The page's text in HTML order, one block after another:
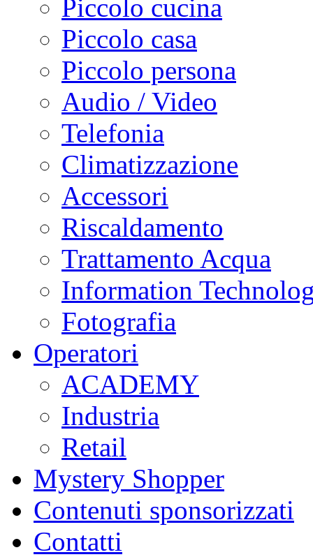
Piccolo cucina
Piccolo casa
Piccolo persona
Audio / Video
Telefonia
Climatizzazione
Accessori
Riscaldamento
Trattamento Acqua
Information
Fotografia
Operatori
ACADEMY
Industria
Retail
Mystery Shopper
Contenuti sponsorizzati
Contatti